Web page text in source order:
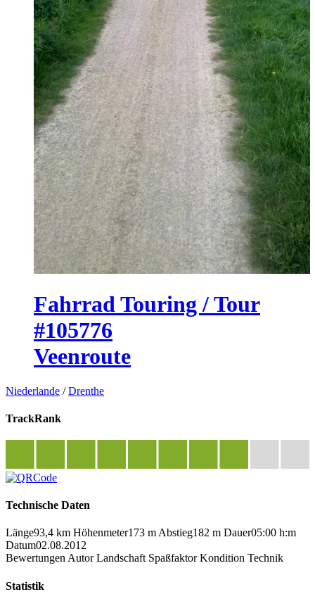
Fahrrad Touring / Tour
#105776
Veenroute
Niederlande /Drenthe
TrackRank
Technische Daten
Länge93,4 km Höhenmeter173 m Abstieg182 m Dauer05:00 h:m
Datum02.08.2012
Bewertungen Autor Landschaft Spaßfaktor Kondition Technik
Statistik